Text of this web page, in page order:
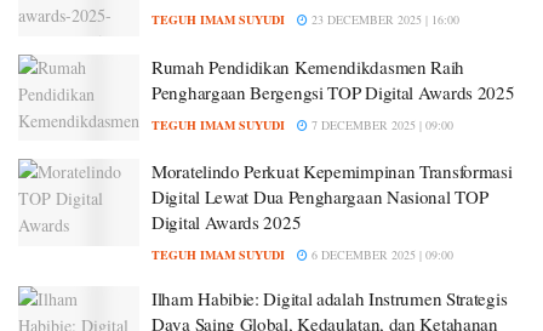
TEGUH IMAM SUYUDI 23 DECEMBER 2025 | 16:00
Rumah Pendidikan Kemendikdasmen Raih
Penghargaan Bergengsi TOP Digital Awards 2025
TEGUH IMAM SUYUDI 7 DECEMBER 2025 | 09:00
Moratelindo Perkuat Kepemimpinan Transformasi
Digital Lewat Dua Penghargaan Nasional TOP
Digital Awards 2025
TEGUH IMAM SUYUDI 6 DECEMBER 2025 | 09:00
Ilham Habibie: Digital adalah Instrumen Strategis
Daya Saing Global, Kedaulatan, dan Ketahanan